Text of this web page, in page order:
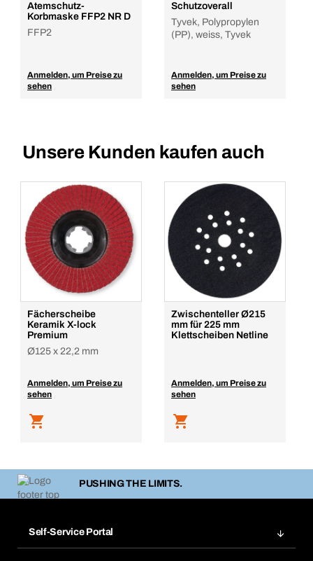
Atemschutz-
Korbmaske FFP2 NR D
FFP2
Anmelden, um Preise zu
sehen
Schutzoverall
Tyvek, Polypropylen
(PP), weiss, Tyvek
Anmelden, um Preise zu
sehen
Unsere Kunden kaufen auch
Fächerscheibe
Keramik X-lock
Premium
Ø125 x 22,2 mm
Anmelden, um Preise zu
sehen
Zwischenteller Ø215
mm für 225 mm
Klettscheiben Netline
Anmelden, um Preise zu
sehen
PUSHING THE LIMITS.
Self-Service Portal